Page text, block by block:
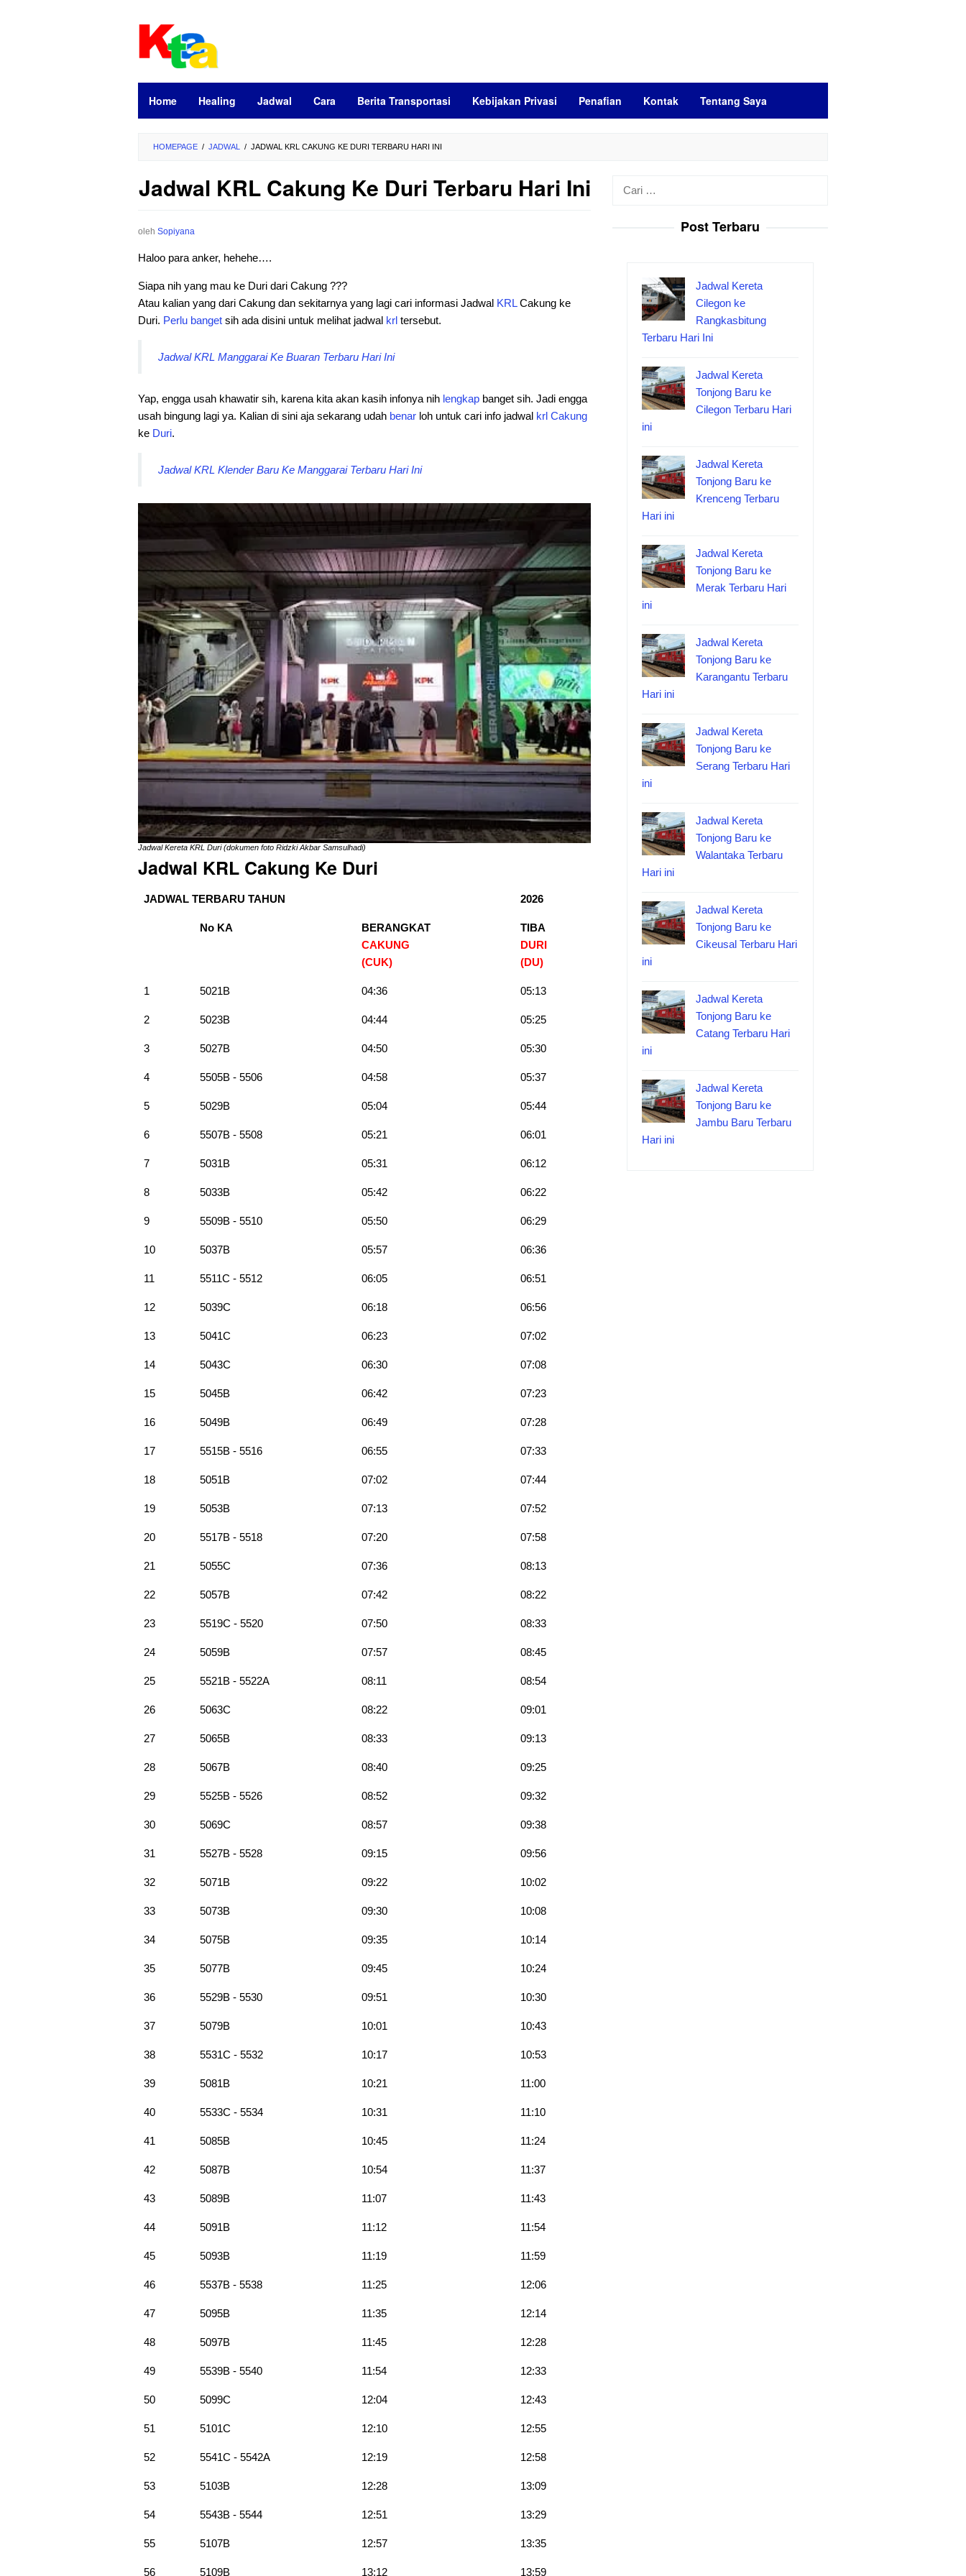
Home Healing Jadwal Cara Berita Transportasi Kebijakan Privasi Penafian Kontak Tentang Saya
HOMEPAGE / JADWAL / JADWAL KRL CAKUNG KE DURI TERBARU HARI INI
Jadwal KRL Cakung Ke Duri Terbaru Hari Ini
oleh Sopiyana
Haloo para anker, hehehe….
Siapa nih yang mau ke Duri dari Cakung ???
Atau kalian yang dari Cakung dan sekitarnya yang lagi cari informasi Jadwal KRLCakung ke
Duri. Perlu banget sih ada disini untuk melihat jadwal krl tersebut.
Jadwal KRL Manggarai Ke Buaran Terbaru Hari Ini
Yap, engga usah khawatir sih, karena kita akan kasih infonya nih lengkap banget sih. Jadi engga
usah bingung lagi ya. Kalian di sini aja sekarang udah benar loh untuk cari info jadwal krl Cakung
ke Duri.
Jadwal KRL Klender Baru Ke Manggarai Terbaru Hari Ini
Jadwal Kereta KRL Duri (dokumen foto Ridzki Akbar Samsulhadi)
Jadwal KRL Cakung Ke Duri
JADWAL TERBARU TAHUN 2026
No KA
BERANGKAT
CAKUNG
(CUK)
TIBA
DURI
(DU)
1 5021B 04:36 05:13
2 5023B 04:44 05:25
3 5027B 04:50 05:30
4 5505B - 5506 04:58 05:37
5 5029B 05:04 05:44
6 5507B - 5508 05:21 06:01
7 5031B 05:31 06:12
8 5033B 05:42 06:22
9 5509B - 5510 05:50 06:29
10 5037B 05:57 06:36
11 5511C - 5512 06:05 06:51
12 5039C 06:18 06:56
13 5041C 06:23 07:02
14 5043C 06:30 07:08
15 5045B 06:42 07:23
16 5049B 06:49 07:28
17 5515B - 5516 06:55 07:33
18 5051B 07:02 07:44
19 5053B 07:13 07:52
20 5517B - 5518 07:20 07:58
21 5055C 07:36 08:13
22 5057B 07:42 08:22
23 5519C - 5520 07:50 08:33
24 5059B 07:57 08:45
25 5521B - 5522A 08:11 08:54
26 5063C 08:22 09:01
27 5065B 08:33 09:13
28 5067B 08:40 09:25
29 5525B - 5526 08:52 09:32
30 5069C 08:57 09:38
31 5527B - 5528 09:15 09:56
32 5071B 09:22 10:02
33 5073B 09:30 10:08
34 5075B 09:35 10:14
35 5077B 09:45 10:24
36 5529B - 5530 09:51 10:30
37 5079B 10:01 10:43
38 5531C - 5532 10:17 10:53
39 5081B 10:21 11:00
40 5533C - 5534 10:31 11:10
41 5085B 10:45 11:24
42 5087B 10:54 11:37
43 5089B 11:07 11:43
44 5091B 11:12 11:54
45 5093B 11:19 11:59
46 5537B - 5538 11:25 12:06
47 5095B 11:35 12:14
48 5097B 11:45 12:28
49 5539B - 5540 11:54 12:33
50 5099C 12:04 12:43
51 5101C 12:10 12:55
52 5541C - 5542A 12:19 12:58
53 5103B 12:28 13:09
54 5543B - 5544 12:51 13:29
55 5107B 12:57 13:35
56 5109B 13:12 13:59
Post Terbaru
Jadwal Kereta
Cilegon ke
Rangkasbitung
Terbaru Hari Ini
Jadwal Kereta
Tonjong Baru ke
Cilegon Terbaru Hari
ini
Jadwal Kereta
Tonjong Baru ke
Krenceng Terbaru
Hari ini
Jadwal Kereta
Tonjong Baru ke
Merak Terbaru Hari
ini
Jadwal Kereta
Tonjong Baru ke
Karangantu Terbaru
Hari ini
Jadwal Kereta
Tonjong Baru ke
Serang Terbaru Hari
ini
Jadwal Kereta
Tonjong Baru ke
Walantaka Terbaru
Hari ini
Jadwal Kereta
Tonjong Baru ke
Cikeusal Terbaru Hari
ini
Jadwal Kereta
Tonjong Baru ke
Catang Terbaru Hari
ini
Jadwal Kereta
Tonjong Baru ke
Jambu Baru Terbaru
Hari ini